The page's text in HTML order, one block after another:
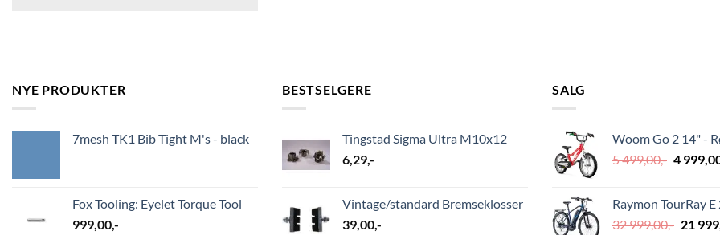
NYE PRODUKTER
7mesh TK1 Bib Tight M's - black
Fox Tooling: Eyelet Torque Tool
999,00,-
BESTSELGERE
Tingstad Sigma Ultra M10x12
6,29,-
Vintage/standard Bremseklosser
39,00,-
SALG
Woom Go 2 14" -
5 499,00,-
5
499,00,-.
4
Raymon TourRay
32 999,00,- 21